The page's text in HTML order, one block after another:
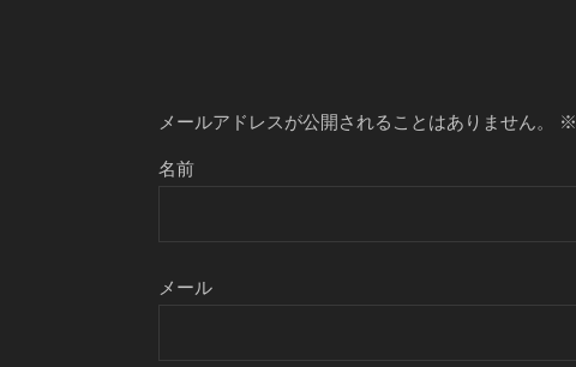
メールアドレスが公開されることはありません。 ※
名前
メール